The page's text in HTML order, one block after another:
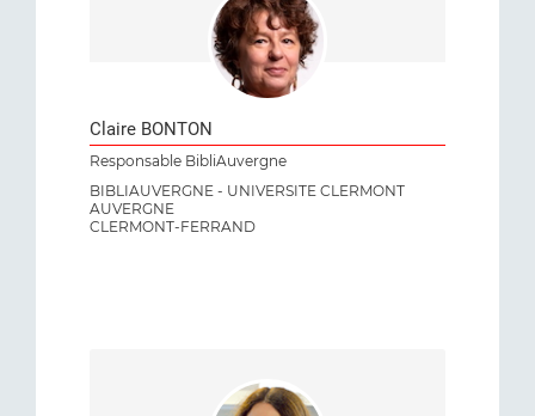
Claire BONTON
Responsable BibliAuvergne
BIBLIAUVERGNE - UNIVERSITE CLERMONT
AUVERGNE
CLERMONT-FERRAND